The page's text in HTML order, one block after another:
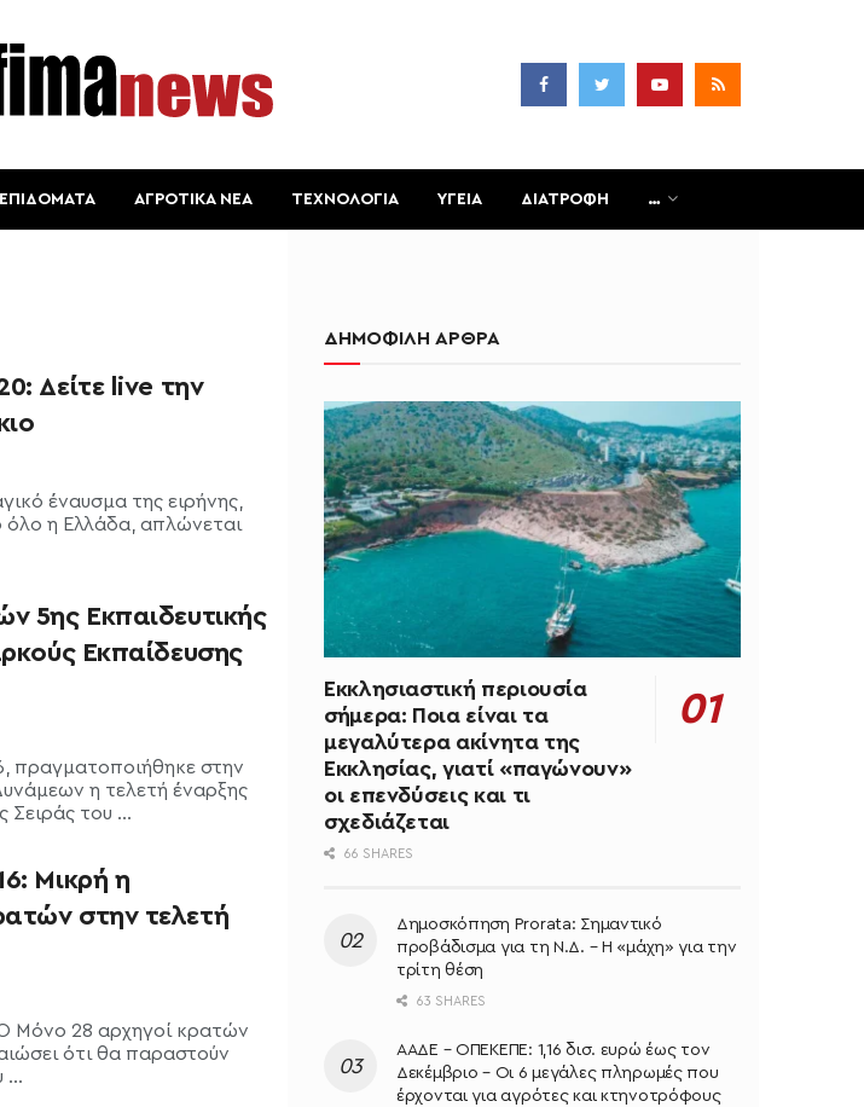
ΑΓΡΟΤΙΚΑ ΝΕΑ ΤΕΧΝΟΛΟΓΙΑ ΥΓΕΙΑ ΔΙΑΤΡΟΦΗ …
Δείτε live την
έναυσμα της ειρήνης,
όλο η Ελλάδα, απλώνεται
5ης Εκπαιδευτικής
Εκπαίδευσης
πραγματοποιήθηκε στην
η τελετή έναρξης
Σειράς του ...
Μικρή η
στην τελετή
28 αρχηγοί κρατών
ότι θα παραστούν
...
ΔΗΜΟΦΙΛΗ ΑΡΘΡΑ
Εκκλησιαστική περιουσία
σήμερα: Ποια είναι τα
μεγαλύτερα ακίνητα της
Εκκλησίας, γιατί «παγώνουν»
οι επενδύσεις και τι
σχεδιάζεται
66 SHARES
Δημοσκόπηση Prorata: Σημαντικό
προβάδισμα για τη Ν.Δ. – Η «μάχη» για την
τρίτη θέση
63 SHARES
ΑΑΔΕ – ΟΠΕΚΕΠΕ: 1,16 δισ. ευρώ έως τον
Δεκέμβριο – Οι 6 μεγάλες πληρωμές που
έρχονται για αγρότες και κτηνοτρόφους